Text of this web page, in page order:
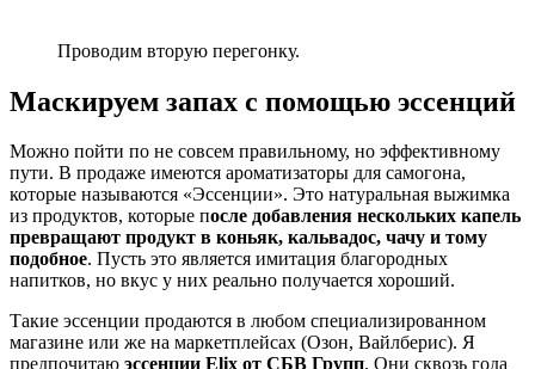
Проводим вторую перегонку.
Маскируем запах с помощью эссенций
Можно пойти по не совсем правильному, но эффективному
пути. В продаже имеются ароматизаторы для самогона,
которые называются «Эссенции». Это натуральная выжимка
из продуктов, которые после добавления нескольких капель
превращают продукт в коньяк, кальвадос, чачу и тому
подобное. Пусть это является имитация благородных
напитков, но вкус у них реально получается хороший.
Такие эссенции продаются в любом специализированном
магазине или же на маркетплейсах (Озон, Вайлберис). Я
предпочитаю эссенции Elix от СБВ Групп. Они сквозь года